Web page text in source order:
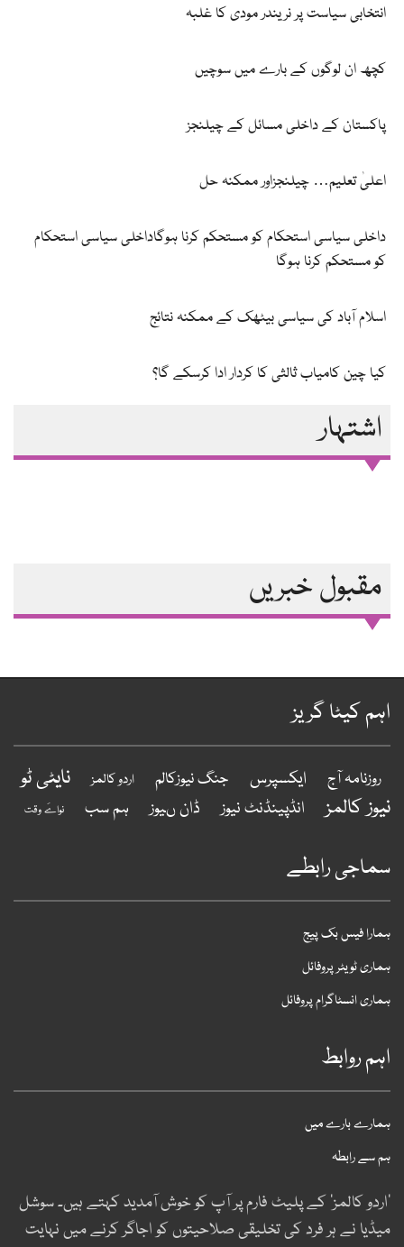
انتخابی سیاست پر نریندر مودی کا غلبہ
کچھ ان لوگوں کے بارے میں سوچیں
پاکستان کے داخلی مسائل کے چیلنجز
اعلیٰ تعلیم… چیلنجزاور ممکنہ حل
داخلی سیاسی استحکام کو مستحکم کرنا ہوگاداخلی سیاسی استحکام
کو مستحکم کرنا ہوگا
اسلام آباد کی سیاسی بیٹھک کے ممکنہ نتائج
کیا چین کامیاب ثالثی کا کردار ادا کرسکے گا؟
اشتہار
مقبول خبریں
اہم کیٹا گریز
روزنامہ آج ایکسپرس جنگ نیوزکالم اردو کالمز
نایٹی ٹو
نیوز کالمز
انڈپینڈنٹ نیوز ڈان ںیوز ہم سب نواےَ وقت
سماجی رابطے
ہمارا فیس بک پیج
ہماری ٹویٹر پروفائل
ہماری انسٹاگرام پروفائل
اہم روابط
ہمارے بارے میں
ہم سے رابطہ
’اردو کالمز‘ کے پلیٹ فارم پر آپ کو خوش آمدید کہتے ہیں۔ سوشل
میڈیا نے ہر فرد کی تخلیقی صلاحیتوں کو اجاگر کرنے میں نہایت